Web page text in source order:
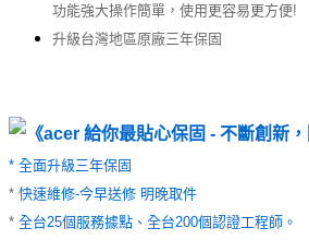
功能強大操作簡單，使用更容易更方便!
升級台灣地區原廠三年保固
《acer 給你最貼心保固 - 不斷創新，
* 全面升級三年保固
* 快速維修-今早送修 明晚取件
* 全台25個服務據點、全台200個認證工程師。